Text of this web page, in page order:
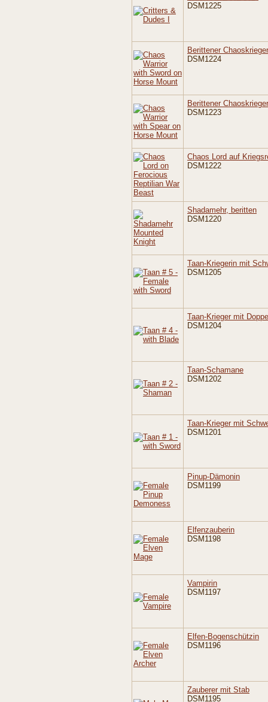
DSM1225
Berittener
DSM1224
Berittener
DSM1223
Chaos Lord auf
DSM1222
Shadamehr, beritten
DSM1220
Taan-Kriegerin mit
DSM1205
Taan-Krieger mit
DSM1204
Taan-Schamane
DSM1202
Taan-Krieger mit
DSM1201
Pinup-Dämonin
DSM1199
Elfenzauberin
DSM1198
Vampirin
DSM1197
Elfen-Bogenschützin
DSM1196
Zauberer mit Stab
DSM1195